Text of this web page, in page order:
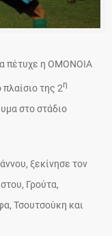
πέτυχε η ΟΜΟΝΟΙΑ
της 2η
στο στάδιο
ξεκίνησε τον
Γρούτα,
Τσουτσούκη και